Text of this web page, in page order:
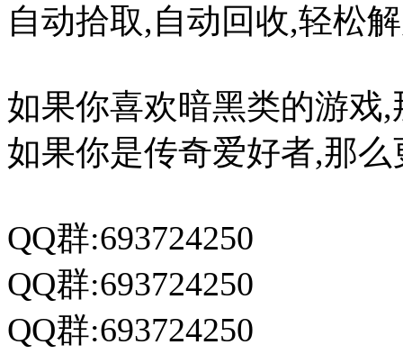
自动拾取,自动回收,轻松
如果你喜欢暗黑类的游戏
如果你是传奇爱好者,那
QQ群:693724250
QQ群:693724250
QQ群:693724250